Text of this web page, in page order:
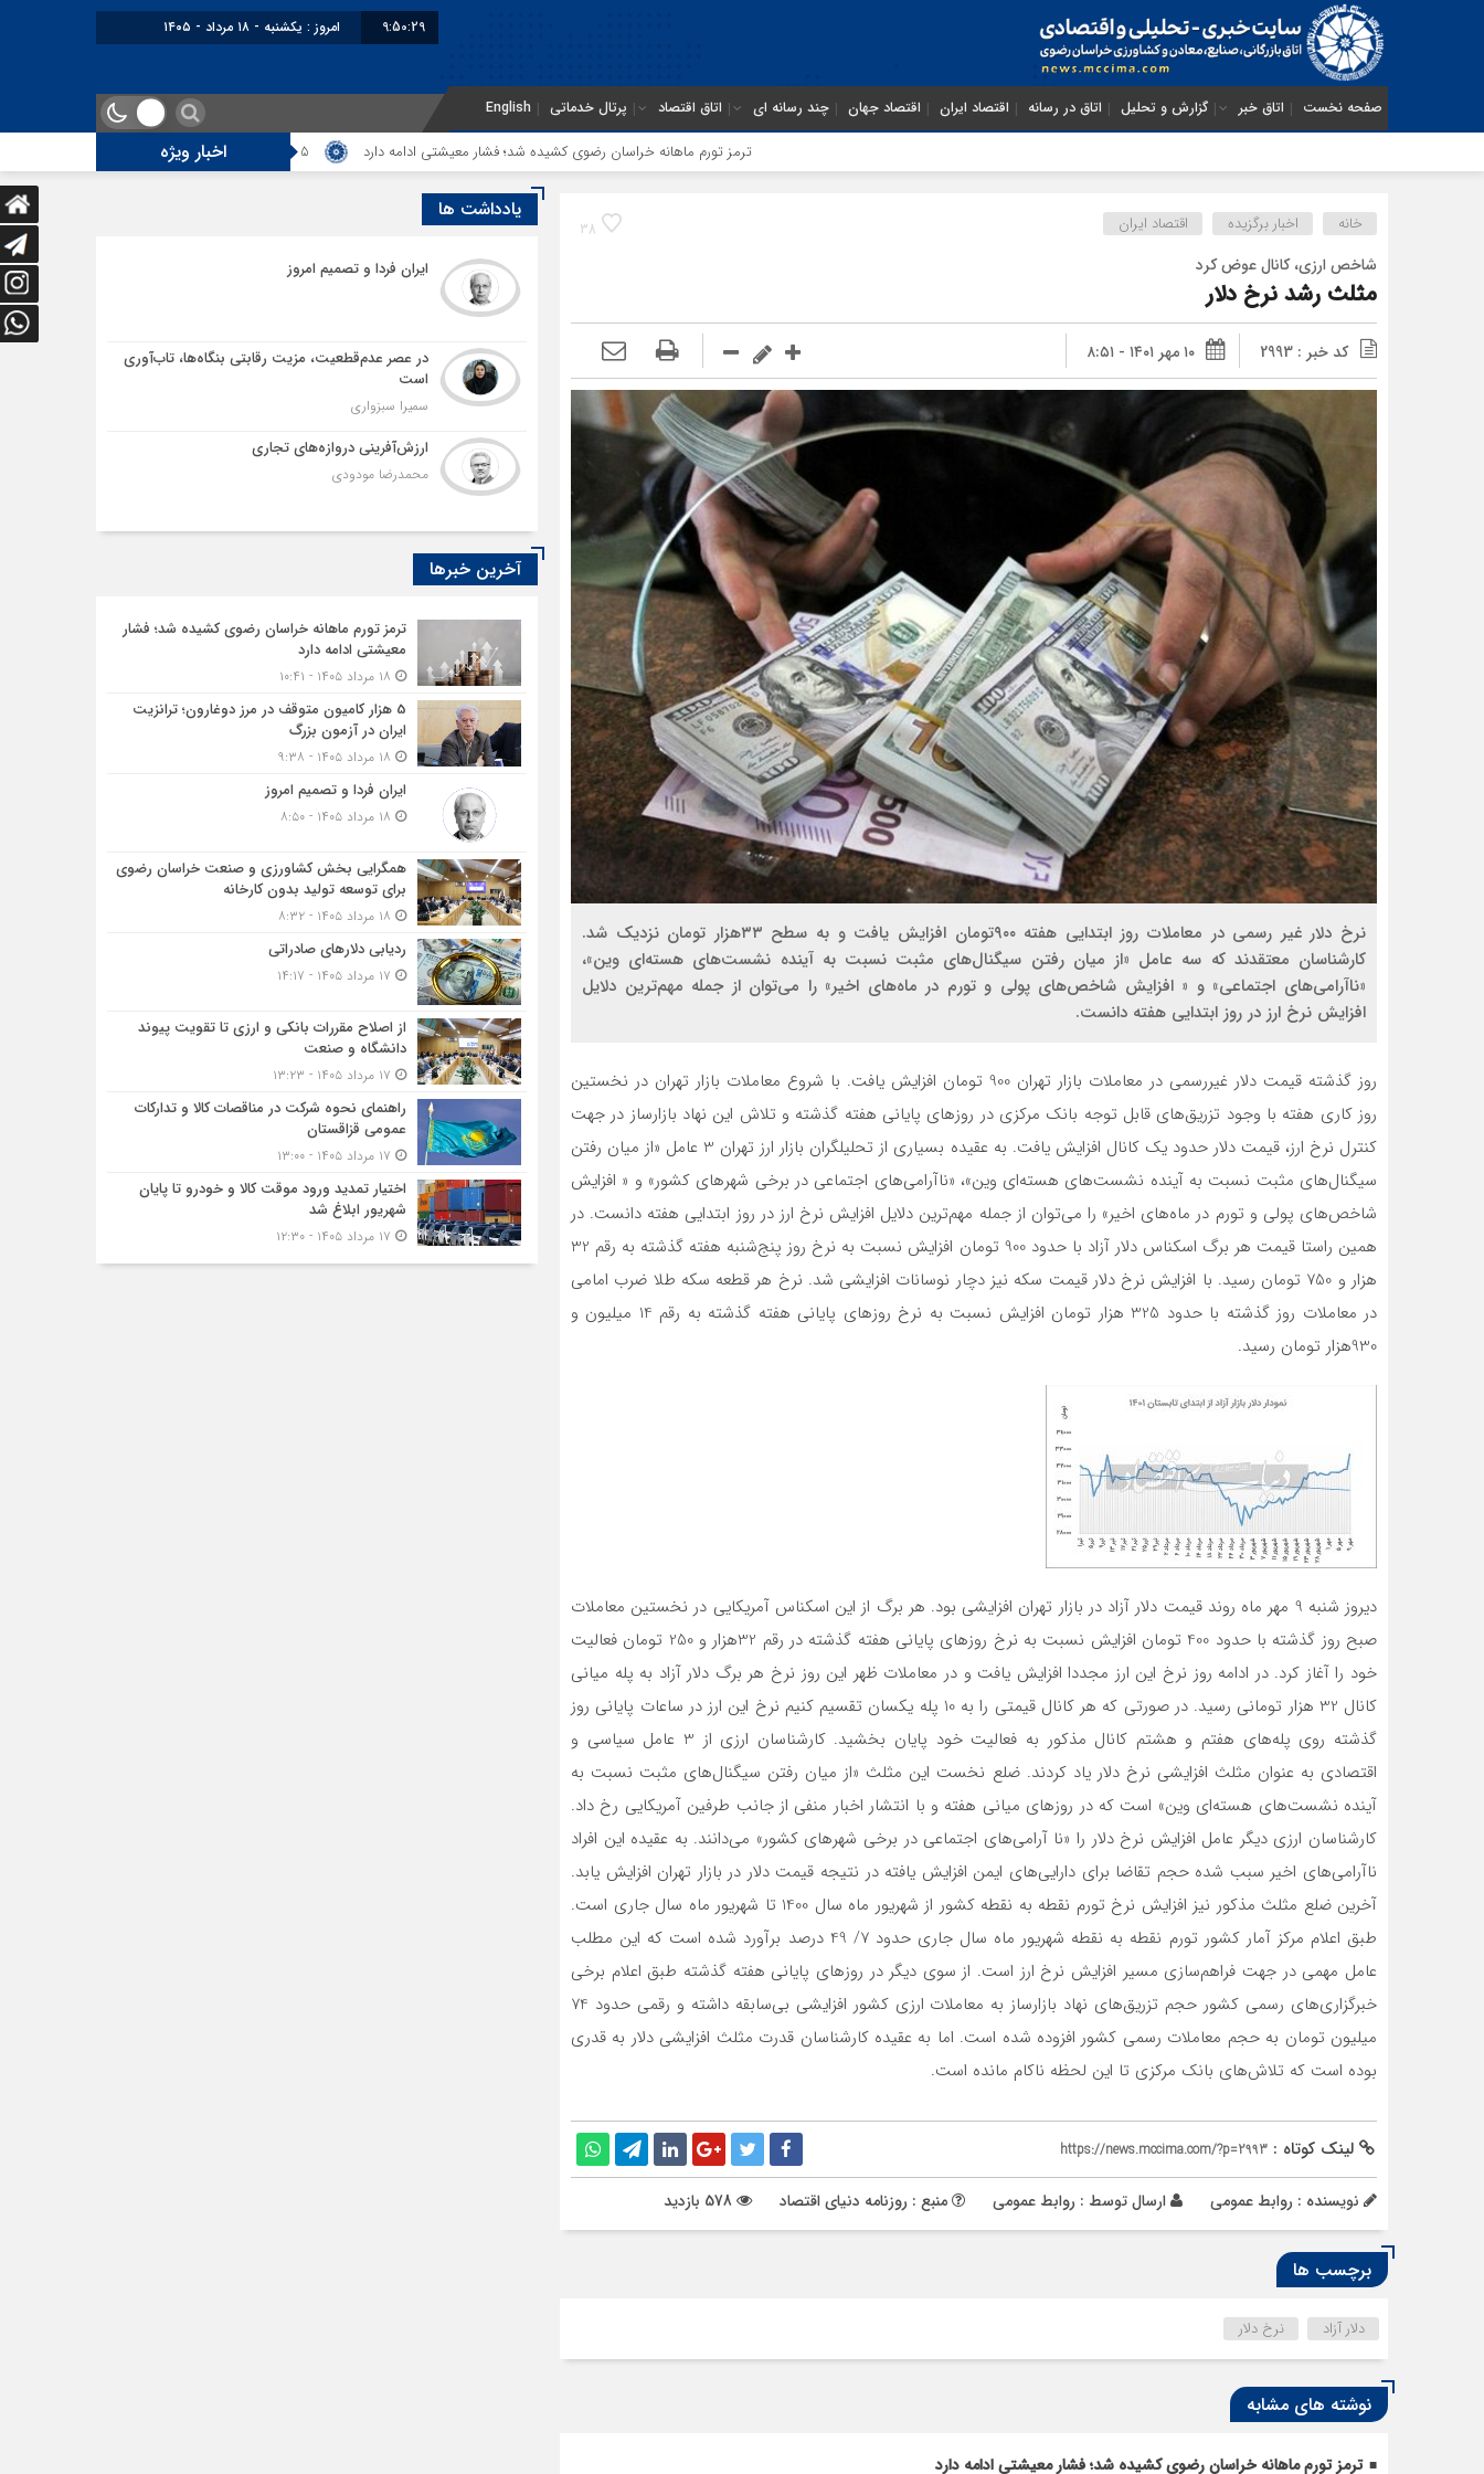
9:50:30 امروز : یکشنبه - ۱۸ مرداد - ۱۴۰۵
صفحه نخست اتاق خبر گزارش و تحلیل اتاق در رسانه اقتصاد ایران اقتصاد جهان چند رسانه ای اتاق اقتصاد پرتال خدماتی English
اخبار ویژه ترمز تورم ماهانه خراسان رضوی کشیده شد؛ فشار معیشتی ادامه دارد 5 هزار کامیون متوقف در مرز دوغارون؛ ترانزیت ایران در آزمون بزرگ
38 خانه اخبار برگزیده اقتصاد ایران
شاخص ارزی، کانال عوض کرد
مثلث رشد نرخ دلار
کد خبر : 2993 ۱۰ مهر ۱۴۰۱ - ۸:۵۱
نرخ دلار غیر رسمی در معاملات روز ابتدایی هفته ۹۰۰تومان افزایش یافت و به سطح ۳۳هزار تومان نزدیک شد.
کارشناسان معتقدند که سه عامل «از میان رفتن سیگنال‌های مثبت نسبت به آینده نشست‌های هسته‌ای وین»،
«ناآرامی‌های اجتماعی» و « افزایش شاخص‌های پولی و تورم در ماه‌های اخیر» را می‌توان از جمله مهم‌ترین دلایل
افزایش نرخ ارز در روز ابتدایی هفته دانست.
روز گذشته قیمت دلار غیر‌رسمی در معاملات بازار تهران 900 تومان افزایش یافت. با شروع معاملات بازار تهران در نخستین
روز کاری هفته با وجود تزریق‌های قابل توجه بانک مرکزی در روز‌های پایانی هفته گذشته و تلاش این نهاد بازار‌ساز در جهت
کنترل نرخ ارز، قیمت دلار حدود یک کانال افزایش یافت. به عقیده بسیاری از تحلیلگران بازار ارز تهران 3 عامل «از میان رفتن
سیگنال‌های مثبت نسبت به آینده نشست‌های هسته‌ای وین»، «ناآرامی‌های اجتماعی در برخی شهر‌های کشور» و « افزایش
شاخص‌های پولی و تورم در ماه‌های اخیر» را می‌توان از جمله مهم‌ترین دلایل افزایش نرخ ارز در روز ابتدایی هفته دانست. در
همین راستا قیمت هر برگ اسکناس دلار آزاد با حدود 900 تومان افزایش نسبت به نرخ روز پنج‌شنبه هفته گذشته به رقم 32
هزار و 750 تومان رسید. با افزایش نرخ دلار قیمت سکه نیز دچار نوسانات افزایشی شد. نرخ هر قطعه سکه طلا ضرب امامی
در معاملات روز گذشته با حدود 325 هزار تومان افزایش نسبت به نرخ روز‌های پایانی هفته گذشته به رقم 14 میلیون و
930هزار تومان رسید.
دیروز شنبه 9 مهر ماه روند قیمت دلار آزاد در بازار تهران افزایشی بود. هر برگ از این اسکناس آمریکایی در نخستین معاملات
صبح روز گذشته با حدود 400 تومان افزایش نسبت به نرخ روز‌های پایانی هفته گذشته در رقم 32هزار و 250 تومان فعالیت
خود را آغاز کرد. در ادامه روز نرخ این ارز مجددا افزایش یافت و در معاملات ظهر این روز نرخ هر برگ دلار آزاد به پله میانی
کانال 32 هزار تومانی رسید. در صورتی که هر کانال قیمتی را به 10 پله یکسان تقسیم کنیم نرخ این ارز در ساعات پایانی روز
گذشته روی پله‌های هفتم و هشتم کانال مذکور به فعالیت خود پایان بخشید. کارشناسان ارزی از 3 عامل سیاسی و
اقتصادی به عنوان مثلث افزایشی نرخ دلار یاد کردند. ضلع نخست این مثلث «از میان رفتن سیگنال‌های مثبت نسبت به
آینده نشست‌های هسته‌ای وین» است که در روز‌های میانی هفته و با انتشار اخبار منفی از جانب طرفین آمریکایی رخ داد.
کارشناسان ارزی دیگر عامل افزایش نرخ دلار را «نا آرامی‌های اجتماعی در برخی شهر‌های کشور» می‌دانند. به عقیده این افراد
نا‌آرامی‌های اخیر سبب شده حجم تقاضا برای دارایی‌های ایمن افزایش یافته در نتیجه قیمت دلار در بازار تهران افزایش یابد.
آخرین ضلع مثلث مذکور نیز افزایش نرخ تورم نقطه به نقطه کشور از شهریور ماه سال 1400 تا شهریور ماه سال جاری است.
طبق اعلام مرکز آمار کشور تورم نقطه به نقطه شهریور ماه سال جاری حدود 7/ 49 درصد برآورد شده است که این مطلب
عامل مهمی در جهت فراهم‌سازی مسیر افزایش نرخ ارز است. از سوی دیگر در روز‌های پایانی هفته گذشته طبق اعلام برخی
خبرگزاری‌های رسمی کشور حجم تزریق‌های نهاد بازار‌ساز به معاملات ارزی کشور افزایشی بی‌سابقه داشته و رقمی حدود 74
میلیون تومان به حجم معاملات رسمی کشور افزوده شده است. اما به عقیده کارشناسان قدرت مثلث افزایشی دلار به قدری
بوده است که تلاش‌های بانک مرکزی تا این لحظه ناکام مانده است.
لینک کوتاه : https://news.mccima.com/?p=2993
نویسنده : روابط عمومی ارسال توسط : روابط عمومی منبع : روزنامه دنیای اقتصاد
برچسب ها
دلار آزاد نرخ دلار
نوشته های مشابه
ترمز تورم ماهانه خراسان رضوی کشیده شد؛ فشار معیشتی ادامه دارد
یادداشت ها
ایران فردا و تصمیم امروز
در عصر عدم‌قطعیت، مزیت رقابتی بنگاه‌ها، تاب‌آوری
است
سمیرا سبزواری
ارزش‌آفرینی دروازه‌های تجاری
محمدرضا مودودی
آخرین خبرها
ترمز تورم ماهانه خراسان رضوی کشیده شد؛ فشار
معیشتی ادامه دارد
5 هزار کامیون متوقف در مرز دوغارون؛ ترانزیت
ایران در آزمون بزرگ
ایران فردا و تصمیم امروز
همگرایی بخش کشاورزی و صنعت خراسان رضوی
برای توسعه تولید بدون کارخانه
ردیابی دلارهای صادراتی
از اصلاح مقررات بانکی و ارزی تا تقویت پیوند
دانشگاه و صنعت
راهنمای نحوه شرکت در مناقصات کالا و تدارکات
عمومی قزاقستان
اختیار تمدید ورود موقت کالا و خودرو تا پایان
شهریور ابلاغ شد